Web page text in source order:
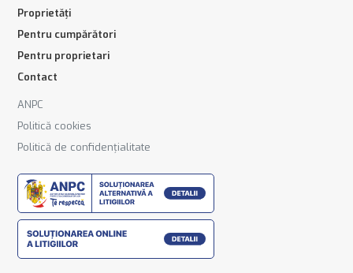
Proprietăți
Pentru cumpărători
Pentru proprietari
Contact
ANPC
Politică cookies
Politică de confidențialitate